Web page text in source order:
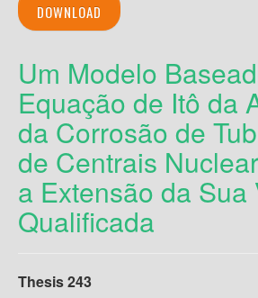
DOWNLOAD
Um Modelo
Equação de Itô da
da Corrosão de
de Centrais
a Extensão da Sua
Qualificada
Thesis 243